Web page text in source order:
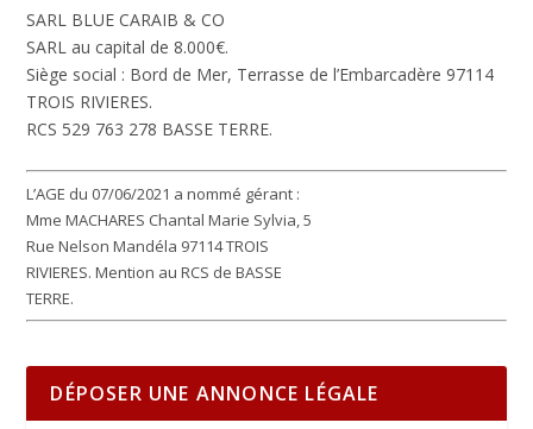
SARL BLUE CARAIB & CO
SARL au capital de 8.000€.
Siège social : Bord de Mer, Terrasse de l’Embarcadère 97114
TROIS RIVIERES.
RCS 529 763 278 BASSE TERRE.
L’AGE du 07/06/2021 a nommé gérant :
Mme MACHARES Chantal Marie Sylvia, 5
Rue Nelson Mandéla 97114 TROIS
RIVIERES. Mention au RCS de BASSE
TERRE.
DÉPOSER UNE ANNONCE LÉGALE